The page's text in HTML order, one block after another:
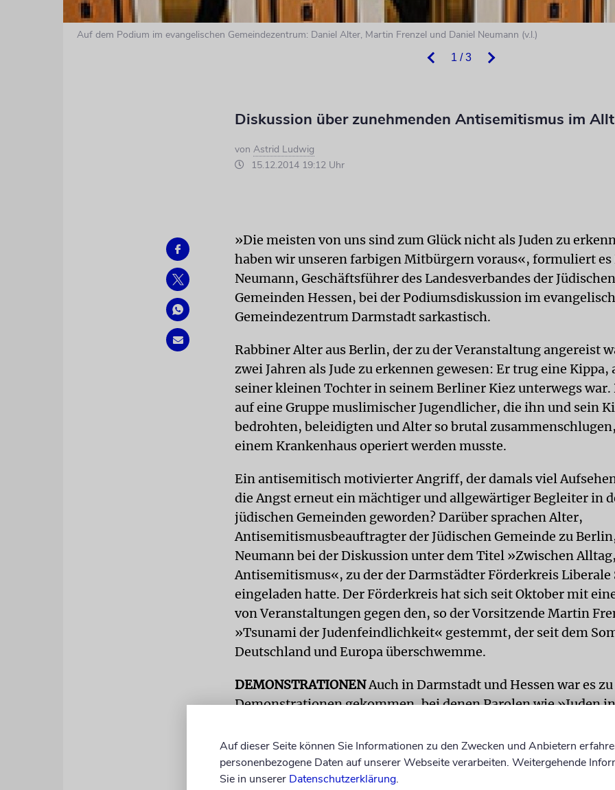
1 / 3
Auf dem Podium im evangelischen Gemeindezentrum: Daniel Alter, Martin Frenzel und Daniel Neumann (v.l.)
Diskussion über zunehmenden Antisemitismus im
von Astrid Ludwig
15.12.2014 19:12 Uhr
»Die meisten von uns sind zum Glück nicht als Juden zu
haben wir unseren farbigen Mitbürgern voraus«, formuliert es
Neumann, Geschäftsführer des Landesverbandes der Jüdischen
Gemeinden Hessen, bei der Podiumsdiskussion im
Gemeindezentrum Darmstadt sarkastisch.
Rabbiner Alter aus Berlin, der zu der Veranstaltung angereist
zwei Jahren als Jude zu erkennen gewesen: Er trug eine Kippa,
seiner kleinen Tochter in seinem Berliner Kiez unterwegs
auf eine Gruppe muslimischer Jugendlicher, die ihn und sein
bedrohten, beleidigten und Alter so brutal
einem Krankenhaus operiert werden musste.
Ein antisemitisch motivierter Angriff, der damals viel
die Angst erneut ein mächtiger und allgewärtiger Begleiter in
jüdischen Gemeinden geworden? Darüber sprachen Alter,
Antisemitismusbeauftragter der Jüdischen Gemeinde zu
Neumann bei der Diskussion unter dem Titel »Zwischen
Antisemitismus«, zu der der Darmstädter Förderkreis Liberale
eingeladen hatte. Der Förderkreis hat sich seit Oktober mit
von Veranstaltungen gegen den, so der Vorsitzende Martin
»Tsunami der Judenfeindlichkeit« gestemmt, der seit dem
Deutschland und Europa überschwemme.
DEMONSTRATIONENAuch in Darmstadt und Hessen war es zu
Demonstrationen gekommen, bei denen Parolen wie »Juden
berichtet von einer großen Verunsicherung, »obwohl es uns
unvorbereitet getroffen hat«. Gewaltbereitschaft und
gegenüber Juden seien latent immer da gewesen. »Es war für
Auf dieser Seite können Sie Informationen zu den Zwecken und Anbietern
personenbezogene Daten auf unserer Webseite verarbeiten. Weitergehende
Sie in unserer Datenschutzerklärung.